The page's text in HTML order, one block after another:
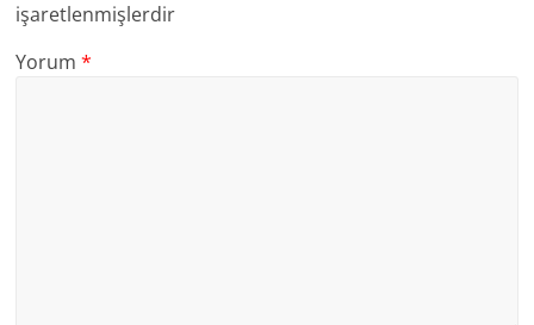
işaretlenmişlerdir
Yorum*